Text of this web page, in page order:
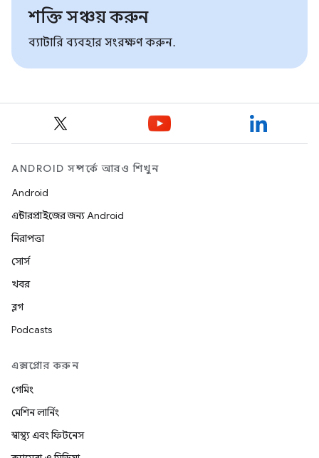
শক্তি সঞ্চয় করুন
ব্যাটারি ব্যবহার সংরক্ষণ করুন.
ANDROID সম্পর্কে আরও শিখুন
Android
এন্টারপ্রাইজের জন্য Android
নিরাপত্তা
সোর্স
খবর
ব্লগ
Podcasts
এক্সপ্লোর করুন
গেমিং
মেশিন লার্নিং
স্বাস্থ্য এবং ফিটনেস